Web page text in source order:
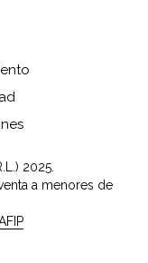
2025.
a menores de